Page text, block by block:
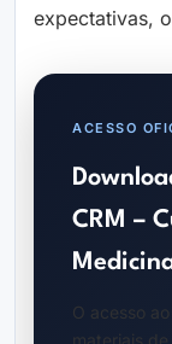
expectativas,
ACESSO
CRM –
O acesso